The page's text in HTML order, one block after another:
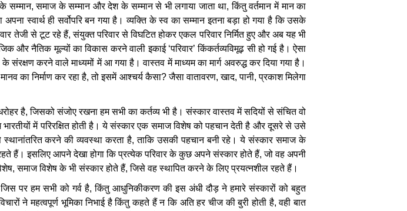
के सम्मान,समाज के सम्मान और देश के सम्मान से भी लगाया जाता था,किंतु वर्तमान में मान का
अपना स्वार्थ ही सर्वोपरि बन गया है। व्यक्ति के स्व का सम्मान इतना बड़ा हो गया है कि उसके
तेजी से टूट रहे हैं,संयुक्त परिवार से विघटित होकर एकल परिवार निर्मित हुए और अब यह भी
और नैतिक मूल्यों का विकास करने वाली इकाई‘परिवार’किंकर्तव्यविमूढ़ सी हो गई है। ऐसा
के संरक्षण करने वाले माध्यमों में आ गया है। वास्तव में माध्यम का मार्ग अवरुद्ध कर दिया गया है।
मानव का निर्माण कर रहा है,तो इसमें आश्चर्य कैसा?जैसा वातावरण,खाद,पानी,प्रकाश मिलेगा
है,जिसको संजोए रखना हम सभी का कर्तव्य भी है। संस्कार वास्तव में सदियों से संचित वो
भारतीयों में परिरक्षित होती है। ये संस्कार एक समाज विशेष को पहचान देती है और दूसरे से उसे
स्थानांतरित करने की व्यवस्था करता है,ताकि उसकी पहचान बनी रहे। ये संस्कार समाज के
हैं। इसलिए आपने देखा होगा कि प्रत्येक परिवार के कुछ अपने संस्कार होते हैं,जो वह अपनी
,समाज विशेष के भी संस्कार होते हैं,जिसे वह स्थापित करने के लिए प्रयत्नशील रहते हैं।
जिस पर हम सभी को गर्व है,किंतु आधुनिकीकरण की इस अंधी दौड़ ने हमारे संस्कारों को बहुत
ने महत्वपूर्ण भूमिका निभाई है किंतु कहते हैं न कि अति हर चीज की बुरी होती है,वही बात